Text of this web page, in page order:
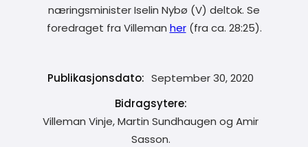
næringsminister Iselin Nybø (V) deltok. Se
foredraget fra Villeman her(fra ca. 28:25).
Publikasjonsdato: September 30, 2020
Bidragsytere:
Villeman Vinje, Martin Sundhaugen og Amir
Sasson.